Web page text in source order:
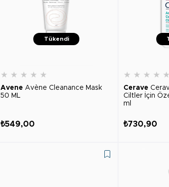
Tükendi
★ ★ ★ ★ ★
Avene Avène Cleanance Mask
50 ML
₺549,00
★ ★ ★ ★ ★
Cerave
Ciltler İçin
ml
₺730,90